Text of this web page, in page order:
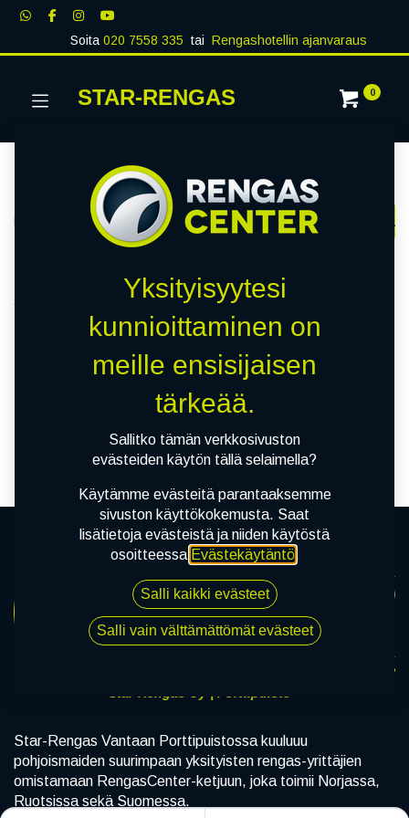
Soita020 7558 335 tai Rengashotellin ajanvaraus
STAR-RENGAS 0
Näytä kaikki
RENKAAT PAKETTIAUTO MUUT
0 kohteita löydetty.
Tyhjennä suodattimet
Emme löytäneet yhtään
tuotetta!
Star-Rengas Vantaan Porttipuistossa kuuluuu
pohjoismaiden suurimpaan yksityisten rengas-yrittäjien
omistamaan RengasCenter-ketjuun, joka toimii Norjassa,
Ruotsissa sekä Suomessa.
Yksityisyytesi
kunnioittaminen on
meille ensisijaisen
tärkeää.
Sallitko tämän verkkosivuston
evästeiden käytön tällä selaimella?
Käytämme evästeitä parantaaksemme
sivuston käyttökokemusta. Saat
lisätietoja evästeistä ja niiden käytöstä
osoitteessa Evästekäytäntö.
Salli kaikki evästeet
Salli vain välttämättömät evästeet